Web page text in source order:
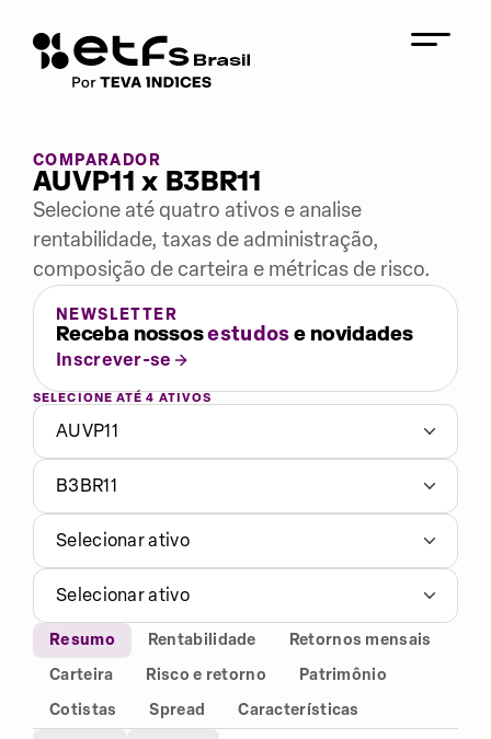
COMPARADOR
AUVP11 x B3BR11
Selecione até quatro ativos e analise
rentabilidade, taxas de administração,
composição de carteira e métricas de risco.
NEWSLETTER
Receba nossosestudose novidades
Inscrever-se
SELECIONE ATÉ 4 ATIVOS
AUVP11
B3BR11
Selecionar ativo
Selecionar ativo
Resumo Rentabilidade
Retornos mensais
Carteira
Risco e retorno
Patrimônio
Cotistas
Spread Características